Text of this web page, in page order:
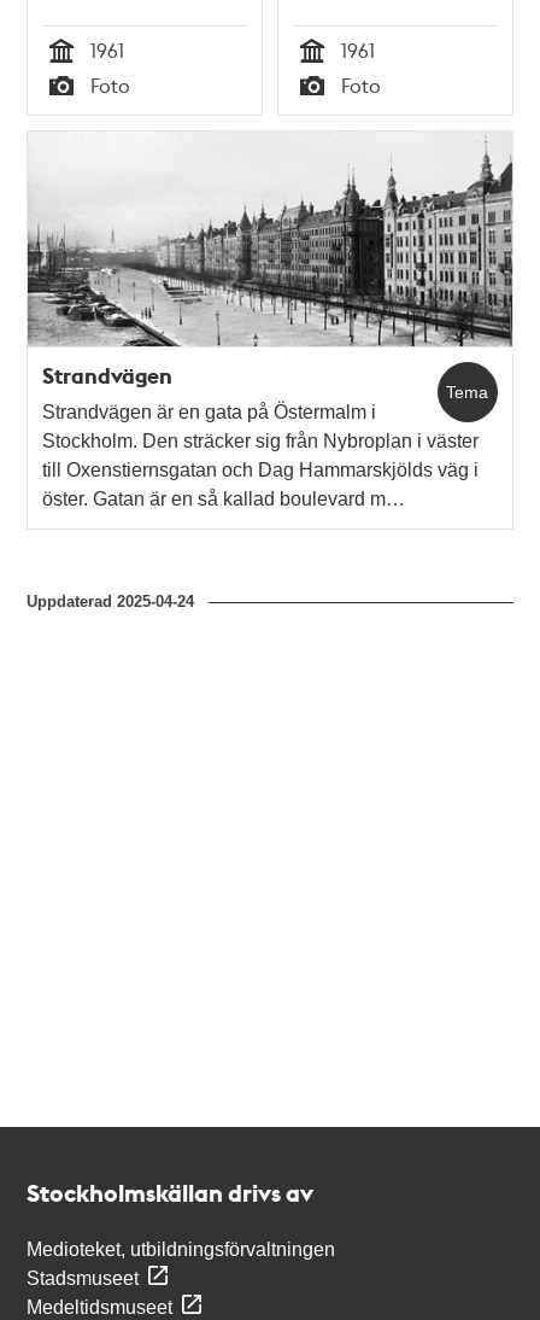
Tid
1961
Typ
Foto Tid
1961
Typ
Foto
Tema
Strandvägen
Strandvägen är en gata på Östermalm i
Stockholm. Den sträcker sig från Nybroplan i väster
till Oxenstiernsgatan och Dag Hammarskjölds väg i
öster. Gatan är en så kallad boulevard m…
Uppdaterad2025-04-24
Stockholmskällan drivs av
Medioteket, utbildningsförvaltningen
Stadsmuseet
Medeltidsmuseet